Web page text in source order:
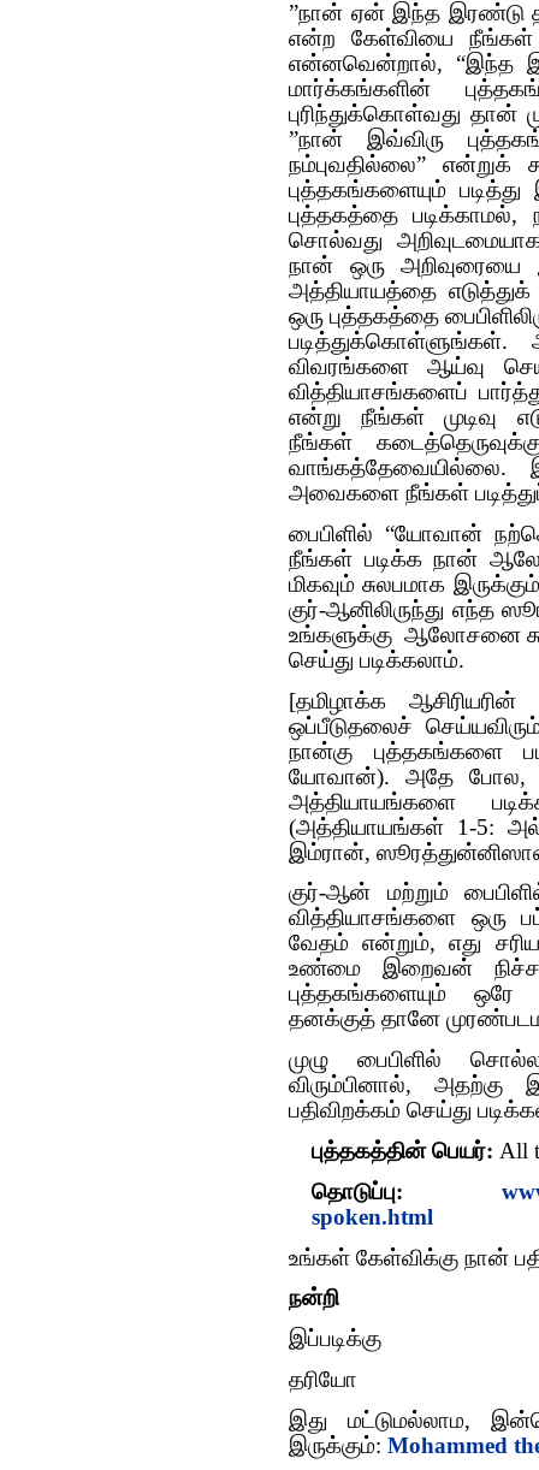
”நான் ஏன் இந்த இரண்டு
என்ற கேள்வியை நீங்கள்
என்னவென்றால், “இந்த
மார்க்கங்களின்
புரிந்துக்கொள்வது தான்
”நான் இவ்விரு
நம்புவதில்லை” என்றுக்
புத்தகங்களையும்
புத்தகத்தை
சொல்வது
நான் ஒரு
அத்தியாயத்தை
ஒரு புத்தகத்தை
படித்துக்கொள்ளுங்கள்.
விவரங்களை ஆய்வு
வித்தியாசங்களைப்
என்று நீங்கள் முடிவு
நீங்கள்
வாங்கத்தேவையில்லை.
அவைகளை நீங்கள்
பைபிளில் “யோவான்
நீங்கள் படிக்க நான்
மிகவும் சுலபமாக
குர்-ஆனிலிருந்து எந்த
உங்களுக்கு ஆலோசனை
செய்து படிக்கலாம்.
[தமிழாக்க
ஒப்பீடுதலைச்
நான்கு புத்தகங்களை
யோவான்). அதே போல,
அத்தியாயங்களை
(அத்தியாயங்கள் 1-5:
இம்ரான்,
குர்-ஆன் மற்றும்
வித்தியாசங்களை ஒரு
வேதம் என்றும், எது
உண்மை இறைவன்
புத்தகங்களையும் ஒரே
தனக்குத் தானே
முழு பைபிளில்
விரும்பினால்,
பதிவிறக்கம் செய்து
புத்தகத்தின் பெயர்: All
தொடுப்பு:
spoken.html
உங்கள் கேள்விக்கு நான்
நன்றி
இப்படிக்கு
தரியோ
இது மட்டுமல்லாம,
இருக்கும்: Mohammed